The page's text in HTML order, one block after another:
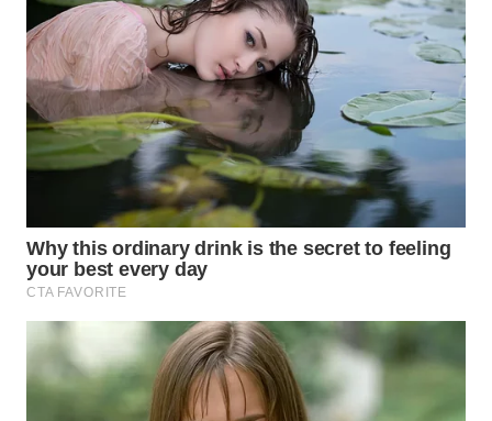
WN
BINJAI
WN
CIREBON
INDRAMAYU
WN
WN
MAJALENGKA